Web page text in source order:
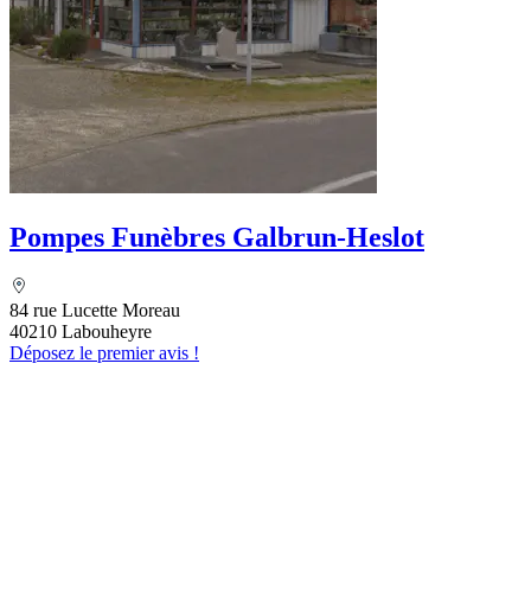
Pompes Funèbres Galbrun-Heslot
84 rue Lucette Moreau
40210 Labouheyre
Déposez le premier avis !